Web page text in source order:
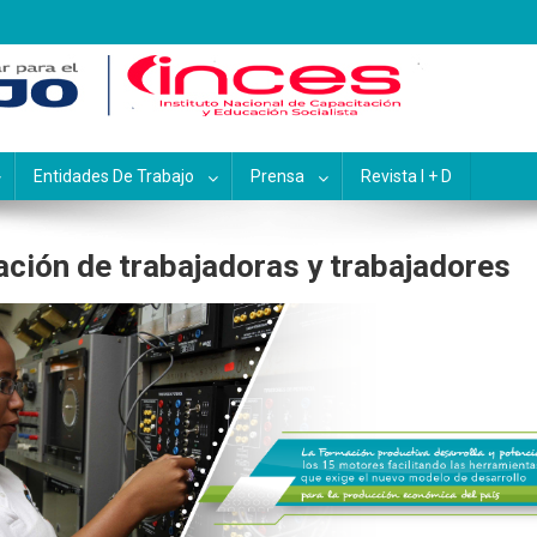
y Educación
Entidades De Trabajo Prensa Revista I + D
de trabajadoras y trabajadores